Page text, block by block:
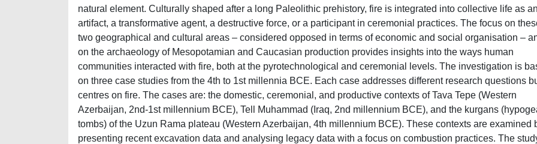
natural element. Culturally shaped after a long Paleolithic prehistory, fire is integrated into collective life as an
artifact, a transformative agent, a destructive force, or a participant in ceremonial practices. The focus on
two geographical and cultural areas – considered opposed in terms of economic and social organisation –
on the archaeology of Mesopotamian and Caucasian production provides insights into the ways human
communities interacted with fire, both at the pyrotechnological and ceremonial levels. The investigation is
on three case studies from the 4th to 1st millennia BCE. Each case addresses different research questions
centres on fire. The cases are: the domestic, ceremonial, and productive contexts of Tava Tepe (Western
Azerbaijan, 2nd-1st millennium BCE), Tell Muhammad (Iraq, 2nd millennium BCE), and the kurgans
tombs) of the Uzun Rama plateau (Western Azerbaijan, 4th millennium BCE). These contexts are examined
presenting recent excavation data and analysing legacy data with a focus on combustion practices. The